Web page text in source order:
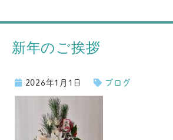
新年のご挨拶
2026年1月1日 ブログ